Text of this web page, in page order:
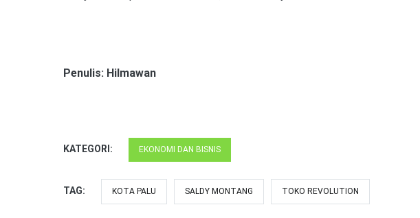
Penulis: Hilmawan
KATEGORI: EKONOMI DAN BISNIS
TAG: KOTA PALU SALDY MONTANG TOKO REVOLUTION